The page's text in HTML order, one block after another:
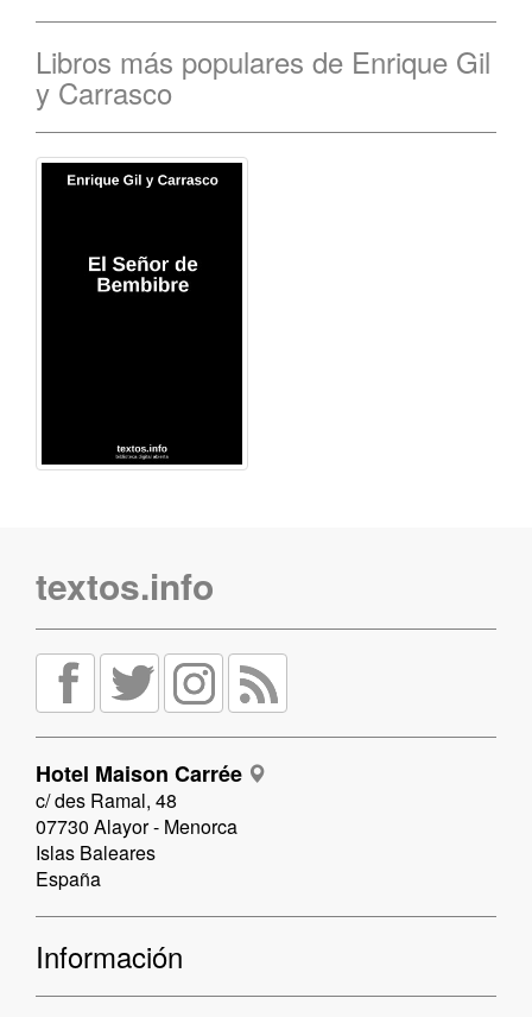
Libros más populares de Enrique Gil
y Carrasco
textos.info
Hotel Maison Carrée
c/ des Ramal, 48
07730 Alayor - Menorca
Islas Baleares
España
Información